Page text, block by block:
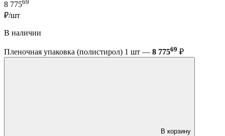
8 77569
₽/шт
В наличии
Пленочная упаковка (полистирол) 1 шт — 8 77569 ₽
В корзину